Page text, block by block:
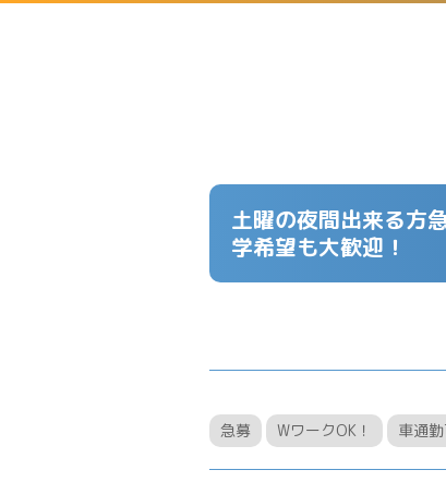
土曜の夜間出来る方
学希望も大歓迎！
急募 WワークOK！ 車通